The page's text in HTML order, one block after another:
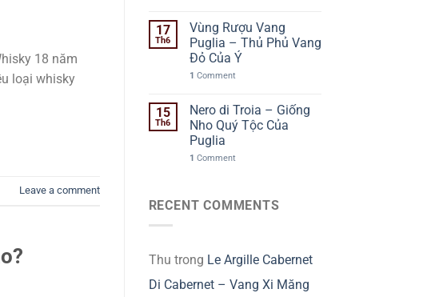
18 năm
loại whisky
Leave a comment
17
Th6
Vùng Rượu Vang
Puglia – Thủ Phủ Vang
Đỏ Của Ý
1 Comment
15
Th6
Nero di Troia – Giống
Nho Quý Tộc Của
Puglia
1 Comment
RECENT COMMENTS
Thu trong Le Argille Cabernet
Di Cabernet – Vang Xi Măng